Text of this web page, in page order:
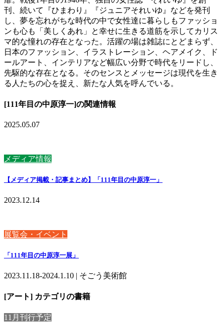
刊、続いて『ひまわり』『ジュニアそれいゆ』などを発刊
し、夢を忘れがちな時代の中で女性達に暮らしもファッショ
ンも心も「美しくあれ」と幸せに生きる道筋を示してカリス
マ的な憧れの存在となった。活躍の場は雑誌にとどまらず、
日本のファッション、イラストレーション、ヘアメイク、ド
ールアート、インテリアなど幅広い分野で時代をリードし、
先駆的な存在となる。そのセンスとメッセージは現代を生き
る人たちの心を捉え、新たな人気を呼んでいる。
[111年目の中原淳一]の関連情報
2025.05.07
メディア情報
【メディア掲載・記事まとめ】「111年目の中原淳一」
2023.12.14
展覧会・イベント
「111年目の中原淳一展」
2023.11.18-2024.1.10 | そごう美術館
[アート] カテゴリの書籍
11月刊行予定